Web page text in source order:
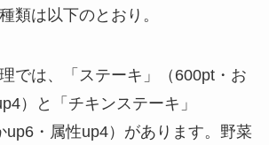
類は以下のとおり。
では、「ステーキ」（600pt・お
）と「チキンステーキ」
up6・属性up4）があります。野菜